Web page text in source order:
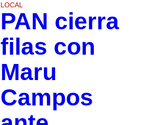
LOCAL
PAN cierra
filas con
Maru
Campos